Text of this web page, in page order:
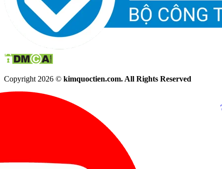
Copyright 2026 © kimquoctien.com. All Rights Reserved
(8h00 - 21h30)
(8h00 -